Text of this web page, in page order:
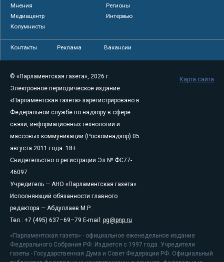
Мнения
Регионы
Медиацентр
Интервью
Колумнисты
Контакты Реклама Вакансии
© «Парламентская газета», 2026 г.
Электронное периодическое издание
«Парламентская газета» зарегистрировано в
Федеральной службе по надзору в сфере
связи, информационных технологий и
массовых коммуникаций (Роскомнадзор) 05
августа 2011 года. 18+
Свидетельство о регистрации Эл № ФС77-
46097
Учредитель — АНО «Парламентская газета»
Исполняющий обязанности главного
редактора — Абдуллаев М.Р.
Тел.: +7 (495) 637–69–79 E-mail: pg@pnp.ru
«Парламентская газета» - официальное еженедельное издание
Федерального Собрания РФ. Издается с 1997 года. Учредители
газеты - Государственная Дума и Совет Федерации РФ. Официальный
Карта сайта